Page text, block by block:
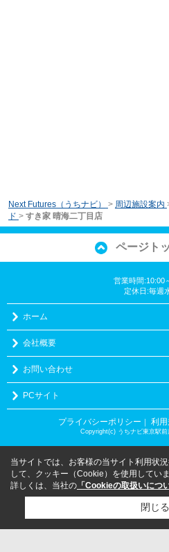
Next Futures（うちナビ） > 周辺施設案内
ド > すき家 晴海二丁目店
ページト
営業時間:10:00
定休日:毎週
ホーム
会社概要
お問い合わせ
PCサイト
プライバシーポリシー ｜ 利
Copyright(c) うちナビ東京駅
当サイトでは、お客様の当サイト利用状
して、クッキー（Cookie）を使用していま
詳しくは、当社の 「Cookieの取扱いにつ
閉じる